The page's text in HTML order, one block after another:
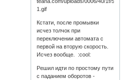
Кстати, после промывки
исчез толчок при
переключении автомата с
первой на вторую скорость.
Исчез вообще. :cool:
Решил идти по простому пути
с паданием оборотов -